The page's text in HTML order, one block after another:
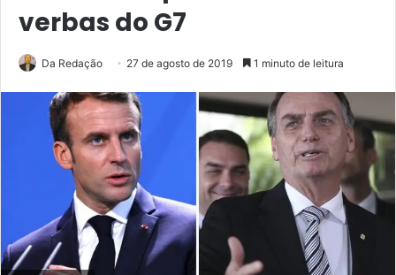
verbas do G7
Da Redação 27 de agosto de 2019 1 minuto de leitura